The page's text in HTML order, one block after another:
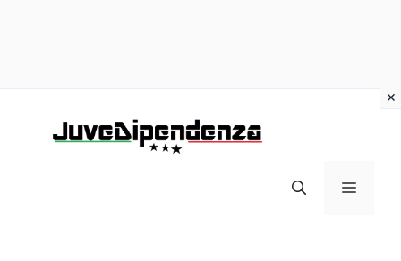
MENU